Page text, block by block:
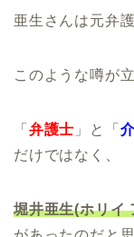
亜生さんは元弁
このような噂が
「 弁護士 」と「
だけではなく、
堀井亜生(ホリイ